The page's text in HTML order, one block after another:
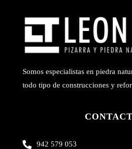
Somos especialistas en piedra
todo tipo de construcciones y
942 579 053